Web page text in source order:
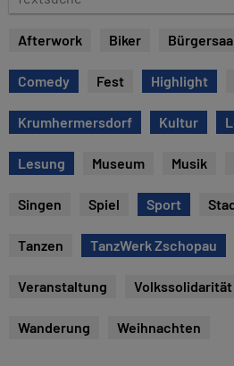
e
s
u
c
e
Afterwork Biker
Comedy Fest Highlight
Krumhermersdorf Kultur
Lesung Museum Musik
Singen Spiel Sport
Tanzen TanzWerk Zschopau
Veranstaltung Volkssolidarität
Wanderung Weihnachten